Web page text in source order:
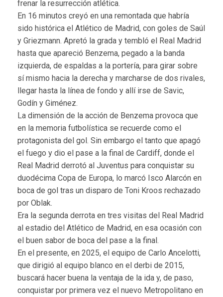
frenar la resurrección atlética.
En 16 minutos creyó en una remontada que habría
sido histórica el Atlético de Madrid, con goles de Saúl
y Griezmann. Apretó la grada y tembló el Real Madrid
hasta que apareció Benzema, pegado a la banda
izquierda, de espaldas a la portería, para girar sobre
sí mismo hacia la derecha y marcharse de dos rivales,
llegar hasta la línea de fondo y allí irse de Savic,
Godín y Giménez.
La dimensión de la acción de Benzema provoca que
en la memoria futbolística se recuerde como el
protagonista del gol. Sin embargo el tanto que apagó
el fuego y dio el pase a la final de Cardiff, donde el
Real Madrid derrotó al Juventus para conquistar su
duodécima Copa de Europa, lo marcó Isco Alarcón en
boca de gol tras un disparo de Toni Kroos rechazado
por Oblak.
Era la segunda derrota en tres visitas del Real Madrid
al estadio del Atlético de Madrid, en esa ocasión con
el buen sabor de boca del pase a la final.
En el presente, en 2025, el equipo de Carlo Ancelotti,
que dirigió al equipo blanco en el derbi de 2015,
buscará hacer buena la ventaja de la ida y, de paso,
conquistar por primera vez el nuevo Metropolitano en